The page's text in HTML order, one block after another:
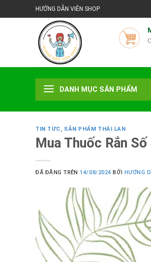
đến
HƯỚNG DẪN VIÊN SHOP
DANH MỤC SẢN PHẨM
TIN TỨC, SẢN PHẨM THÁI LAN
Mua Thuốc Rắn
ĐÃ ĐĂNG TRÊN14/08/2024 BỞI HƯỚNG